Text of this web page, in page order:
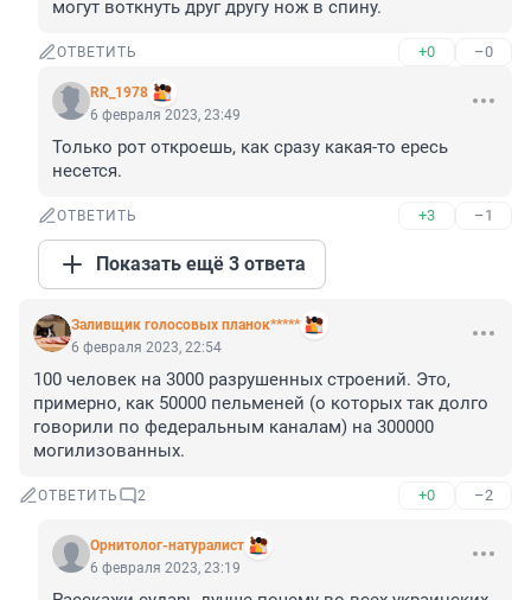
могут воткнуть друг другу нож в спину.
ОТВЕТИТЬ +0 –0
RR_1978
6 февраля 2023, 23:49
Только рот откроешь, как сразу какая-то ересь
несется.
ОТВЕТИТЬ +3 –1
Показать ещё 3 ответа
Заливщик голосовых планок*****
6 февраля 2023, 22:54
100 человек на 3000 разрушенных строений. Это,
примерно, как 50000 пельменей (о которых так долго
говорили по федеральным каналам) на 300000
могилизованных.
ОТВЕТИТЬ 2 +0 –2
Орнитолог-натуралист
6 февраля 2023, 23:19